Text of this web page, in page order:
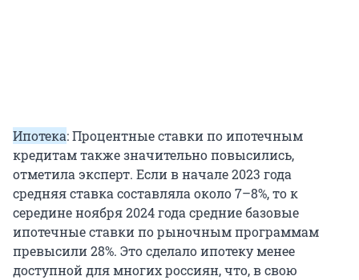
Ипотека: Процентные ставки по ипотечным
кредитам также значительно повысились,
отметила эксперт. Если в начале 2023 года
средняя ставка составляла около 7–8%, то к
середине ноября 2024 года средние базовые
ипотечные ставки по рыночным программам
превысили 28%. Это сделало ипотеку менее
доступной для многих россиян, что, в свою